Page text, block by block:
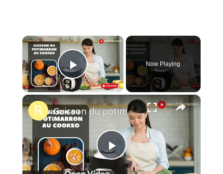
×
Play Video
Now Playing
×
Play
Cuisson du potimarron au cookeo